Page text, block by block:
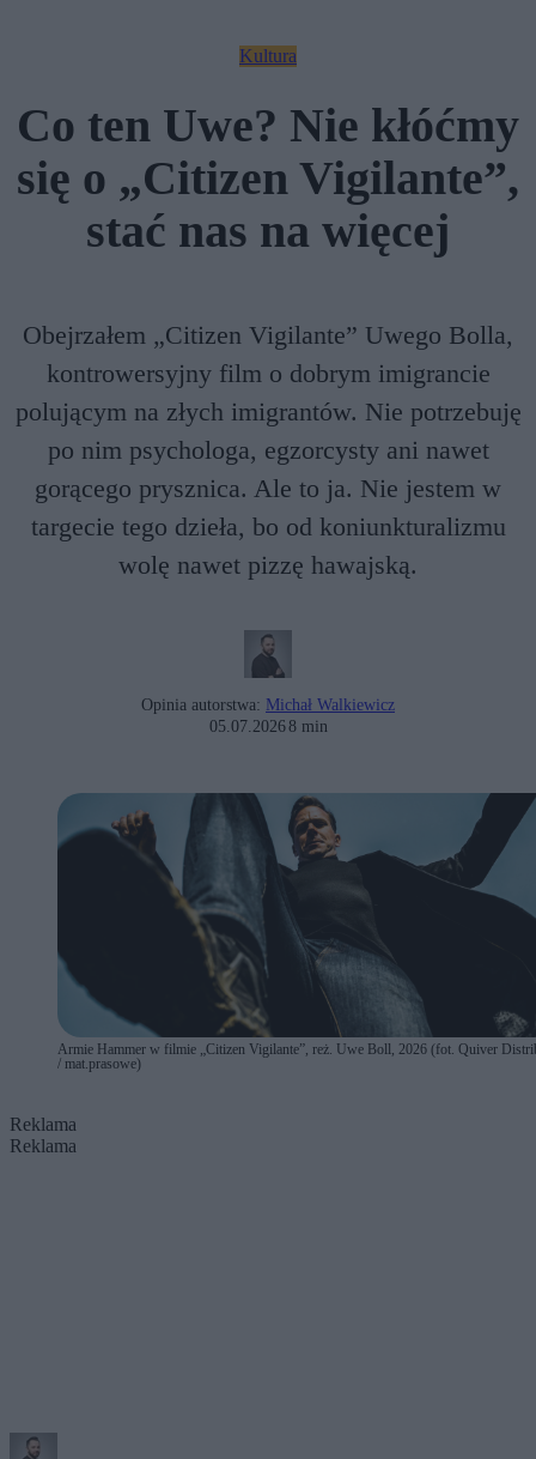
Kultura
Co ten Uwe? Nie kłóćmy
się o „Citizen Vigilante”,
stać nas na więcej
Obejrzałem „Citizen Vigilante” Uwego Bolla,
kontrowersyjny film o dobrym imigrancie
polującym na złych imigrantów. Nie potrzebuję
po nim psychologa, egzorcysty ani nawet
gorącego prysznica. Ale to ja. Nie jestem w
targecie tego dzieła, bo od koniunkturalizmu
wolę nawet pizzę hawajską.
Opinia autorstwa: Michał Walkiewicz
05.07.20268 min
Armie Hammer w filmie „Citizen Vigilante”, reż. Uwe Boll, 2026 (fot. Quiver
/ mat.prasowe)
Reklama
Reklama